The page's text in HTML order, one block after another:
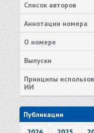
Список авторов
Аннотации номера
О номере
Выпуски
Принципы
ИИ
Публикации